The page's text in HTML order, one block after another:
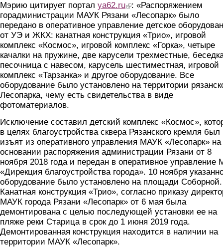
Мэрию цитирует портал ya62.ru(link is external)
: «Распоряжением
горадминистрации МАУК Рязани «Лесопарк» было
передано в оперативное управление детское
от УЭ и ЖКХ: канатная конструкция «Трио», игровой
комплекс «Космос», игровой комплекс «Горка», четыре
качалки на пружине, две карусели трехместные,
песочница с навесом, карусель шестиместная, игровой
комплекс «Тарзанка» и другое оборудование. Все
оборудование было установлено на территории
Лесопарка, чему есть свидетельства в виде
фотоматериалов.
Исключение составил детский комплекс «Космос»,
в целях благоустройства сквера Рязанского кремля был
изъят из оперативного управления МАУК «Лесопарк» на
основании распоряжения администрации Рязани от 8
ноября 2018 года и передан в оперативное управление
«Дирекция благоустройства города». 10 ноября
оборудование было установлено на площади Соборной.
Канатная конструкция «Трио», согласно приказу
МАУК города Рязани «Лесопарк» от 6 мая была
демонтирована с целью последующей установки ее на
пляже реки Старица в срок до 1 июня 2019 года.
Демонтированная конструкция находится в наличии на
территории МАУК «Лесопарк».